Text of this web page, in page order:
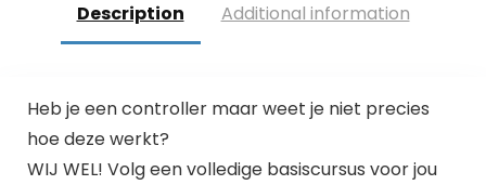
Description Additional information
Heb je een controller maar weet je niet precies
hoe deze werkt?
WIJ WEL! Volg een volledige basiscursus voor jou